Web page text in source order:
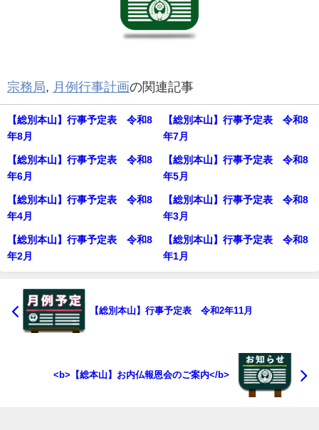
宗務局, 月例行事計画の関連記事
【総別本山】行事予定表 令和8
年8月
【総別本山】行事予定表 令和8
年7月
【総別本山】行事予定表 令和8
年6月
【総別本山】行事予定表 令和8
年5月
【総別本山】行事予定表 令和8
年4月
【総別本山】行事予定表 令和8
年3月
【総別本山】行事予定表 令和8
年2月
【総別本山】行事予定表 令和8
年1月
【総別本山】行事予定表 令和2年11月
<b>【総本山】お内仏報恩会のご案内</b>